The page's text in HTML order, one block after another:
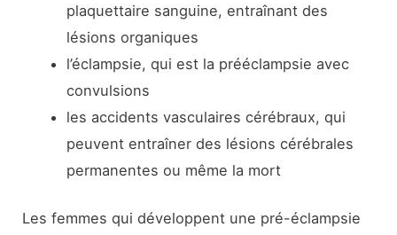
plaquettaire sanguine, entraînant des
lésions organiques
l’éclampsie, qui est la prééclampsie avec
convulsions
les accidents vasculaires cérébraux, qui
peuvent entraîner des lésions cérébrales
permanentes ou même la mort
Les femmes qui développent une pré-éclampsie